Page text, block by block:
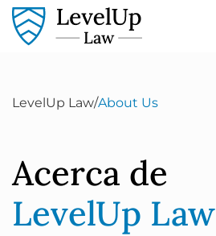
LevelUp Law/About Us
Acerca de
LevelUp Law